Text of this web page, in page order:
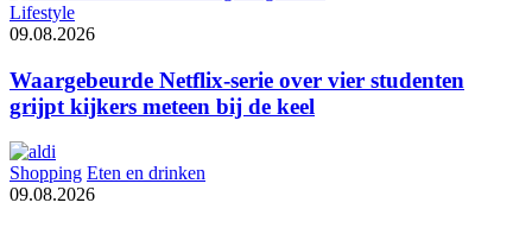
Lifestyle
09.08.2026
Waargebeurde Netflix-serie over vier studenten
grijpt kijkers meteen bij de keel
Shopping Eten en drinken
09.08.2026